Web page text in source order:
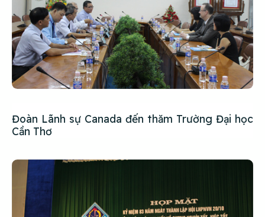
Đoàn Lãnh sự Canada đến thăm Trường Đại học
Cần Thơ